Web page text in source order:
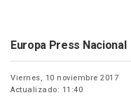
Europa Press Nacional
Viernes, 10 noviembre 2017
Actualizado: 11:40